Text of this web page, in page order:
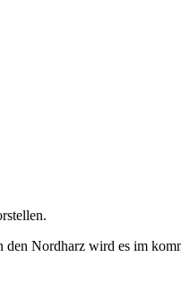
Nordharz wird es im